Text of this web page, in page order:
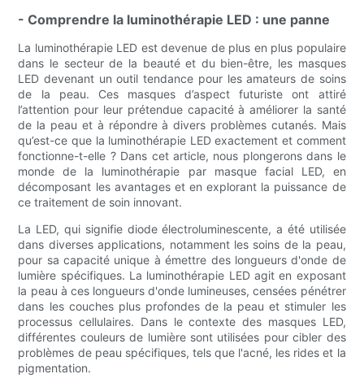
- Comprendre la luminothérapie LED : une panne
La luminothérapie LED est devenue de plus en plus populaire
dans le secteur de la beauté et du bien-être, les masques
LED devenant un outil tendance pour les amateurs de soins
de la peau. Ces masques d’aspect futuriste ont attiré
l’attention pour leur prétendue capacité à améliorer la santé
de la peau et à répondre à divers problèmes cutanés. Mais
qu’est-ce que la luminothérapie LED exactement et comment
fonctionne-t-elle ? Dans cet article, nous plongerons dans le
monde de la luminothérapie par masque facial LED, en
décomposant les avantages et en explorant la puissance de
ce traitement de soin innovant.
La LED, qui signifie diode électroluminescente, a été utilisée
dans diverses applications, notamment les soins de la peau,
pour sa capacité unique à émettre des longueurs d'onde de
lumière spécifiques. La luminothérapie LED agit en exposant
la peau à ces longueurs d'onde lumineuses, censées pénétrer
dans les couches plus profondes de la peau et stimuler les
processus cellulaires. Dans le contexte des masques LED,
différentes couleurs de lumière sont utilisées pour cibler des
problèmes de peau spécifiques, tels que l'acné, les rides et la
pigmentation.